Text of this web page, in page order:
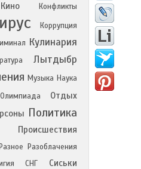
Кино Конфликты
Коррупция
Кулинария
Лытдыбр
Музыка Наука
Олимпиада
Отдых
Политика
Происшествия
Разное Разоблачения
СНГ
Сиськи